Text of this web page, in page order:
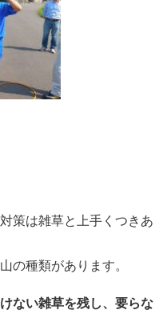
策は雑草と上手くつきあ
の種類があります。
ない雑草を残し、要らな